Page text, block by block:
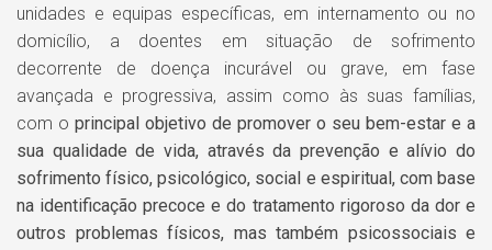
unidades e equipas específicas, em internamento ou no
domicílio, a doentes em situação de sofrimento
decorrente de doença incurável ou grave, em fase
avançada e progressiva, assim como às suas famílias,
com o principal objetivo de promover o seu bem-estar e a
sua qualidade de vida, através da prevenção e alívio do
sofrimento físico, psicológico, social e espiritual, com base
na identificação precoce e do tratamento rigoroso da dor e
outros problemas físicos, mas também psicossociais e